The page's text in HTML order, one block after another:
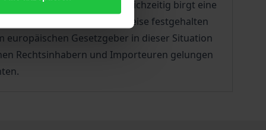
zur Verfügung. Gleichzeitig birgt eine
Zeitraum unberechtigterweise festgehalten
Gesetzgeber in dieser Situation
Rechtsinhabern und Importeuren gelungen